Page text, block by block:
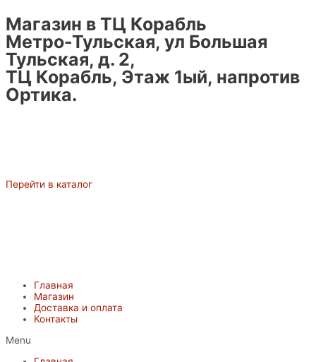
Магазин в ТЦ Корабль
Метро-Тульская, ул Большая
Тульская, д. 2,
ТЦ Корабль, Этаж 1ый, напротив
Ортика.
Перейти в каталог
Главная
Магазин
Доставка и оплата
Контакты
Menu